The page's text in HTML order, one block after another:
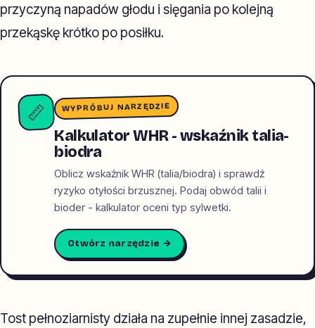
przyczyną napadów głodu i sięgania po kolejną
przekąskę krótko po posiłku.
📏 WYPRÓBUJ NARZĘDZIE
Kalkulator WHR - wskaźnik talia-
biodra
Oblicz wskaźnik WHR (talia/biodra) i sprawdź
ryzyko otyłości brzusznej. Podaj obwód talii i
bioder - kalkulator oceni typ sylwetki.
Otwórz narzędzie →
Tost pełnoziarnisty działa na zupełnie innej zasadzie,